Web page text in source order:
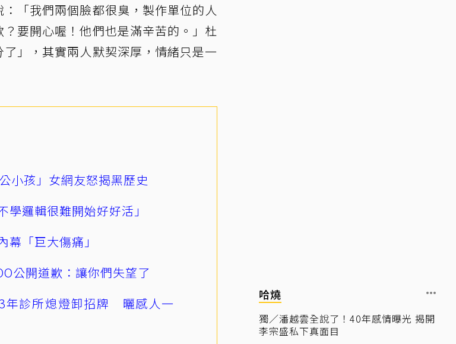
「我們兩個臉都很臭，製作單位的人
要開心喔！他們也是滿辛苦的。」杜
」，其實兩人默契深厚，情緒只是一
小孩」女網友怒揭黑歷史
邏輯很難開始好好活」
「巨大傷痛」
公開道歉：讓你們失望了
年診所熄燈卸招牌 曬感人一
哈燒
獨／潘越雲全說了！40年感情曝光 揭開
李宗盛私下真面目